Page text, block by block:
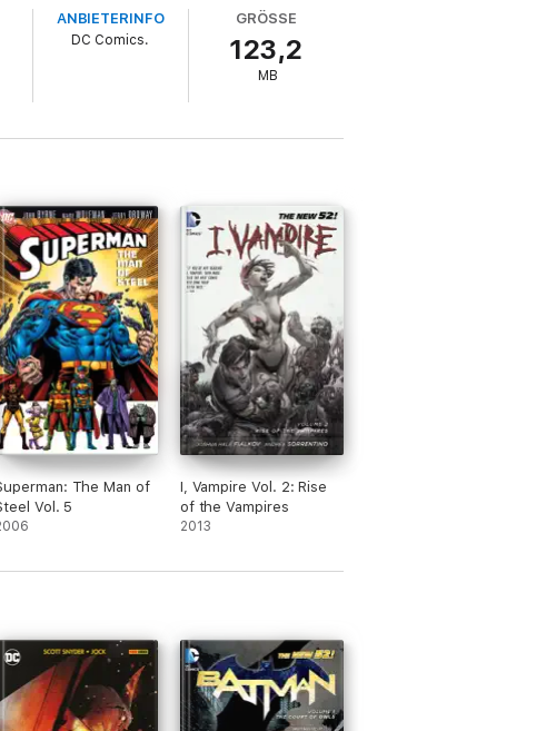
ANBIETERINFO
DC Comics.
GRÖSSE
123,2
MB
The Man of
Vol. 5
I, Vampire Vol. 2: Rise
of the Vampires
2013